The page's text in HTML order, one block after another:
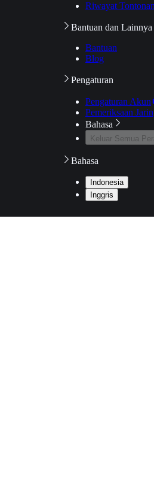
Riwayat Tontonan
Bantuan dan Lainnya
Bantuan
Blog
Pengaturan
Pengaturan Akun
Pemeriksaan
Bahasa
Keluar Semua
Bahasa
Indonesia
Inggris